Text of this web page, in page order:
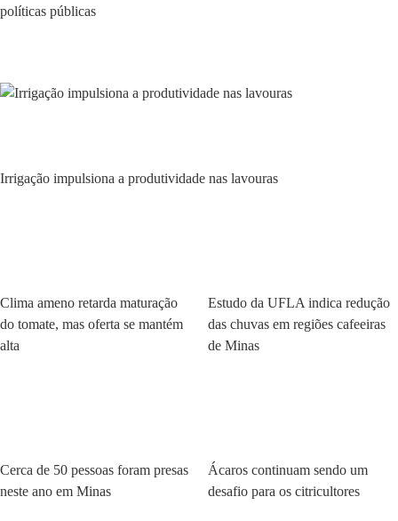
políticas públicas
Irrigação impulsiona a produtividade nas lavouras
Clima ameno retarda maturação
do tomate, mas oferta se mantém
alta
Estudo da UFLA indica redução
das chuvas em regiões cafeeiras
de Minas
Cerca de 50 pessoas foram presas
neste ano em Minas
Ácaros continuam sendo um
desafio para os citricultores